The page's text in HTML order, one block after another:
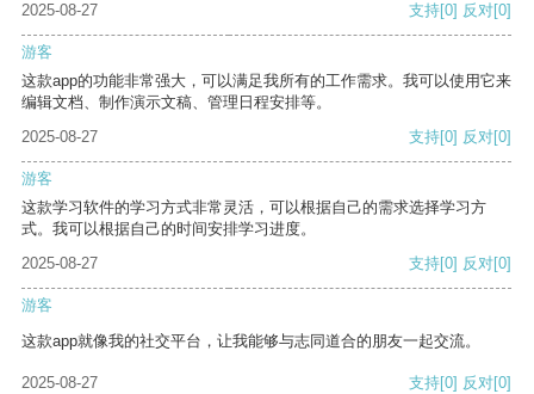
2025-08-27
支持[0] 反对[0]
游客
这款app的功能非常强大，可以满足我所有的工作需求。我可以使用它来
编辑文档、制作演示文稿、管理日程安排等。
2025-08-27
支持[0] 反对[0]
游客
这款学习软件的学习方式非常灵活，可以根据自己的需求选择学习方
式。我可以根据自己的时间安排学习进度。
2025-08-27
支持[0] 反对[0]
游客
这款app就像我的社交平台，让我能够与志同道合的朋友一起交流。
2025-08-27 支持[0] 反对[0]